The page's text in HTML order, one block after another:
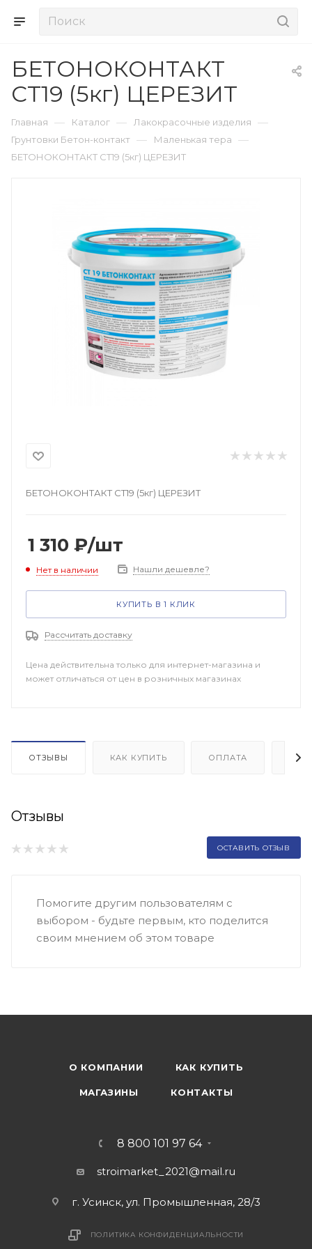
БЕТОНОКОНТАКТ
СТ19 (5кг) ЦЕРЕЗИТ
Главная — Каталог — Лакокрасочные изделия —
Грунтовки Бетон-контакт — Маленькая тера —
БЕТОНОКОНТАКТ СТ19 (5кг) ЦЕРЕЗИТ
БЕТОНОКОНТАКТ СТ19 (5кг) ЦЕРЕЗИТ
1 310 ₽/шт
Нет в наличии Нашли дешевле?
КУПИТЬ В 1 КЛИК
Рассчитать доставку
Цена действительна только для интернет-магазина и
может отличаться от цен в розничных магазинах
ОТЗЫВЫ КАК КУПИТЬ ОПЛАТА
Отзывы
ОСТАВИТЬ ОТЗЫВ
Помогите другим пользователям с
выбором - будьте первым, кто поделится
своим мнением об этом товаре
О КОМПАНИИ КАК КУПИТЬ
МАГАЗИНЫ КОНТАКТЫ
8 800 101 97 64
stroimarket_2021@mail.ru
г. Усинск, ул. Промышленная, 28/3
ПОЛИТИКА КОНФИДЕНЦИАЛЬНОСТИ